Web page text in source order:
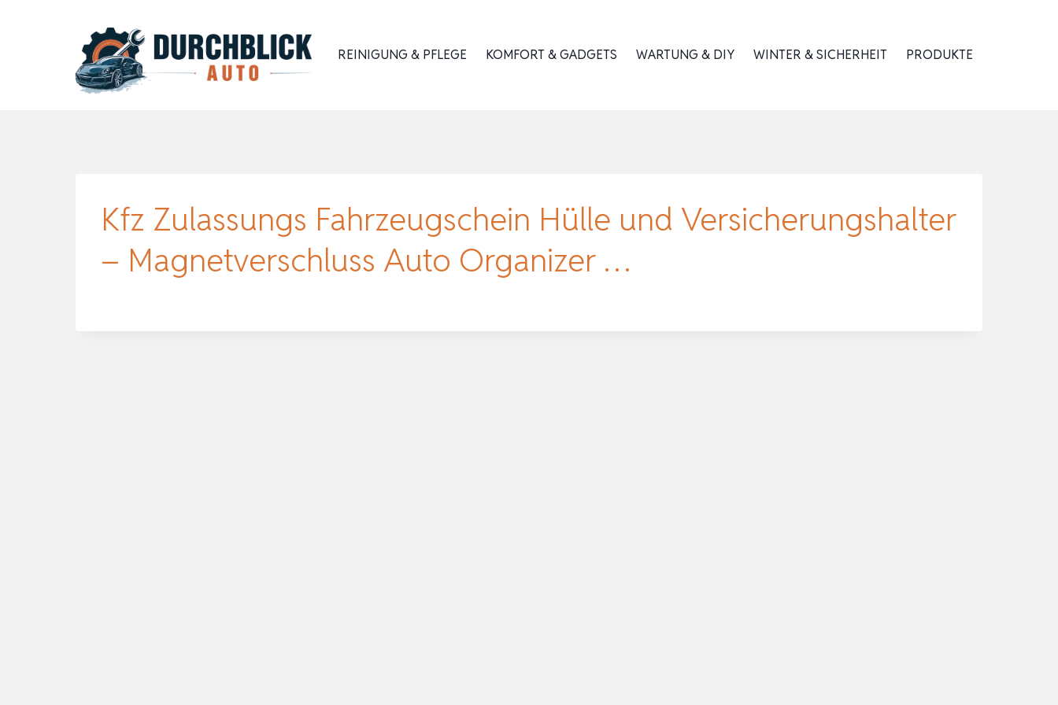
REINIGUNG & PFLEGE KOMFORT & GADGETS WARTUNG & DIY WINTER & SICHERHEIT PRODUKTE
Kfz Zulassungs Fahrzeugschein Hülle und Versicherungshalter
– Magnetverschluss Auto Organizer …